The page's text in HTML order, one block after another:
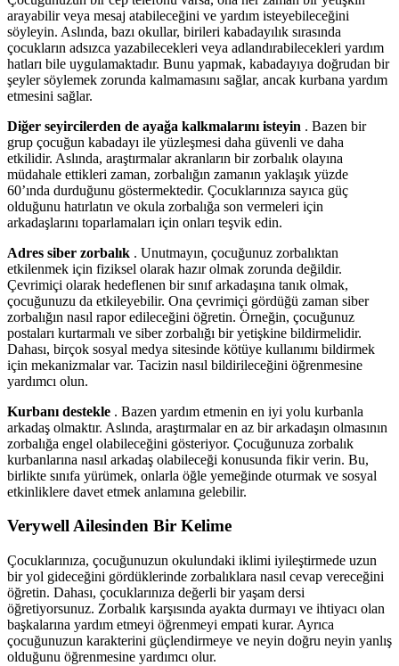
arayabilir veya mesaj atabileceğini ve yardım isteyebileceğini
söyleyin. Aslında, bazı okullar, birileri kabadayılık sırasında
çocukların adsızca yazabilecekleri veya adlandırabilecekleri yardım
hatları bile uygulamaktadır. Bunu yapmak, kabadayıya doğrudan bir
şeyler söylemek zorunda kalmamasını sağlar, ancak kurbana yardım
etmesini sağlar.
Diğer seyircilerden de ayağa kalkmalarını isteyin . Bazen bir
grup çocuğun kabadayı ile yüzleşmesi daha güvenli ve daha
etkilidir. Aslında, araştırmalar akranların bir zorbalık olayına
müdahale ettikleri zaman, zorbalığın zamanın yaklaşık yüzde
60’ında durduğunu göstermektedir. Çocuklarınıza sayıca güç
olduğunu hatırlatın ve okula zorbalığa son vermeleri için
arkadaşlarını toparlamaları için onları teşvik edin.
Adres siber zorbalık . Unutmayın, çocuğunuz zorbalıktan
etkilenmek için fiziksel olarak hazır olmak zorunda değildir.
Çevrimiçi olarak hedeflenen bir sınıf arkadaşına tanık olmak,
çocuğunuzu da etkileyebilir. Ona çevrimiçi gördüğü zaman siber
zorbalığın nasıl rapor edileceğini öğretin. Örneğin, çocuğunuz
postaları kurtarmalı ve siber zorbalığı bir yetişkine bildirmelidir.
Dahası, birçok sosyal medya sitesinde kötüye kullanımı bildirmek
için mekanizmalar var. Tacizin nasıl bildirileceğini öğrenmesine
yardımcı olun.
Kurbanı destekle . Bazen yardım etmenin en iyi yolu kurbanla
arkadaş olmaktır. Aslında, araştırmalar en az bir arkadaşın olmasının
zorbalığa engel olabileceğini gösteriyor. Çocuğunuza zorbalık
kurbanlarına nasıl arkadaş olabileceği konusunda fikir verin. Bu,
birlikte sınıfa yürümek, onlarla öğle yemeğinde oturmak ve sosyal
etkinliklere davet etmek anlamına gelebilir.
Verywell Ailesinden Bir Kelime
Çocuklarınıza, çocuğunuzun okulundaki iklimi iyileştirmede uzun
bir yol gideceğini gördüklerinde zorbalıklara nasıl cevap vereceğini
öğretin. Dahası, çocuklarınıza değerli bir yaşam dersi
öğretiyorsunuz. Zorbalık karşısında ayakta durmayı ve ihtiyacı olan
başkalarına yardım etmeyi öğrenmeyi empati kurar. Ayrıca
çocuğunuzun karakterini güçlendirmeye ve neyin doğru neyin yanlış
olduğunu öğrenmesine yardımcı olur.